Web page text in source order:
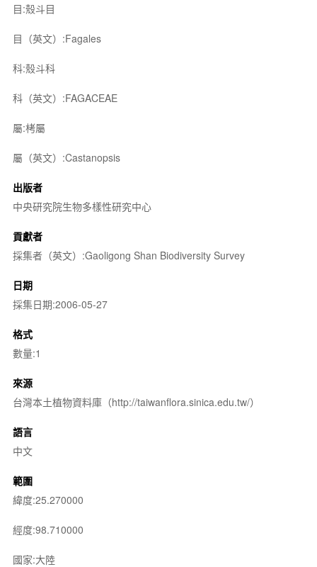
目:殼斗目
目（英文）:Fagales
科:殼斗科
科（英文）:FAGACEAE
屬:栲屬
屬（英文）:Castanopsis
出版者
中央研究院生物多樣性研究中心
貢獻者
採集者（英文）:Gaoligong Shan Biodiversity Survey
日期
採集日期:2006-05-27
格式
數量:1
來源
台灣本土植物資料庫（http://taiwanflora.sinica.edu.tw/）
語言
中文
範圍
緯度:25.270000
經度:98.710000
國家:大陸